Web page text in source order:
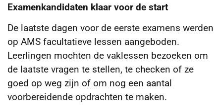
Examenkandidaten klaar voor de start
De laatste dagen voor de eerste examens werden
op AMS facultatieve lessen aangeboden.
Leerlingen mochten de vaklessen bezoeken om
de laatste vragen te stellen, te checken of ze
goed op weg zijn of om nog een aantal
voorbereidende opdrachten te maken.